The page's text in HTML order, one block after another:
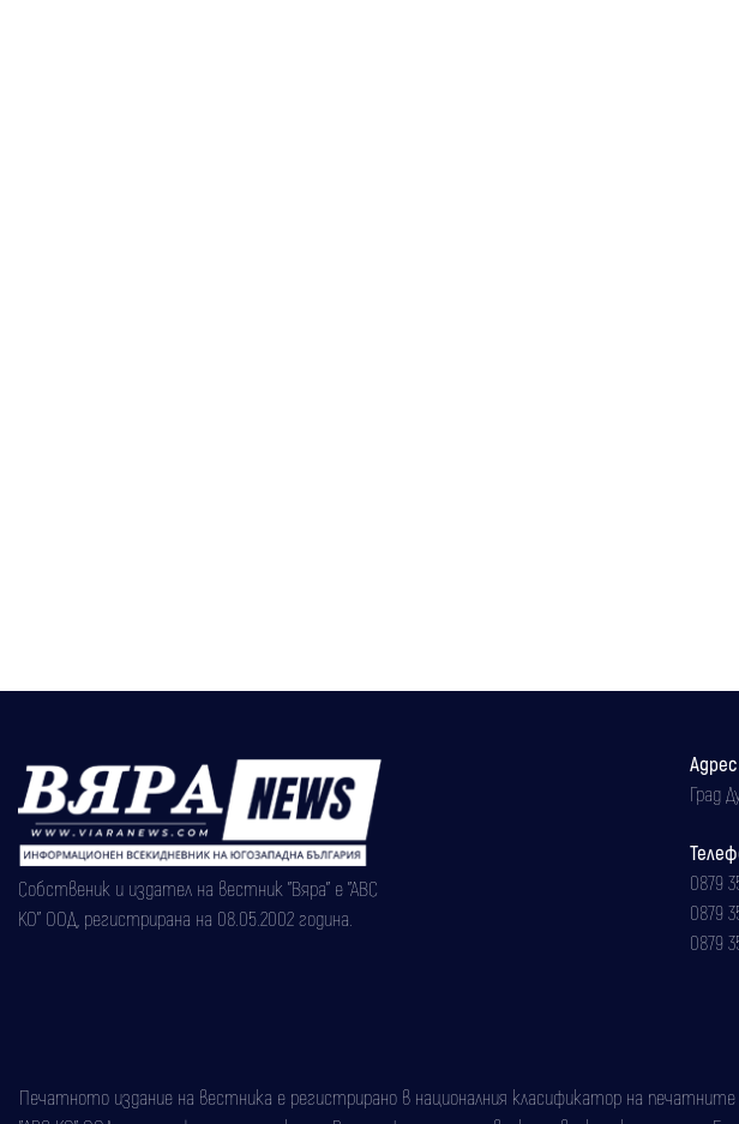
Собственик и издател на вестник "Вяра" е "АВС
КО" ООД, регистрирана на 08.05.2002 година.
Град
0879
0879
0879
Печатното издание на вестника е регистрирано в националния класификатор на печатните